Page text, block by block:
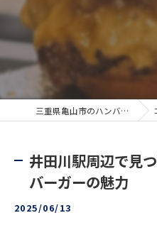
三重県亀山市のハンバーガーならFOOT LOOSE
井田川駅周辺で見
バーガーの魅力
2025/06/13